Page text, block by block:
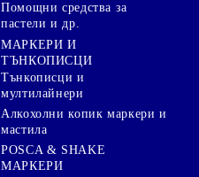
Помощни средства за
пастели и др.
МАРКЕРИ И
ТЪНКОПИСЦИ
Тънкописци и
мултилайнери
Алкохолни копик маркери и
мастила
POSCA & SHAKE
МАРКЕРИ